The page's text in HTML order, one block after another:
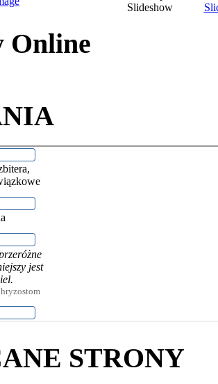
Online
STRONY